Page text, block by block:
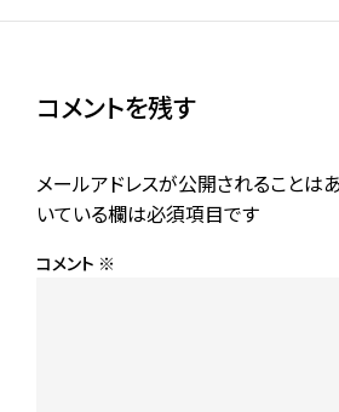
コメントを残す
メールアドレスが公開されることはあ
いている欄は必須項目です
コメント ※